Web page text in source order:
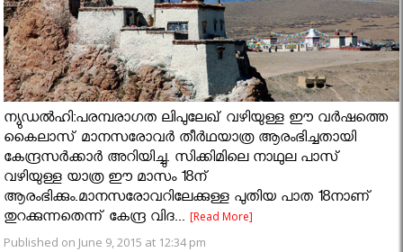
ന്യുഡല്‍ഹി:പരമ്പരാഗത ലിപുലേഖ് വഴിയുള്ള ഈ വര്‍ഷത്തെ
കൈലാസ് മാനസരോവര്‍ തീര്‍ഥയാത്ര ആരംഭിച്ചതായി
കേന്ദ്രസര്‍ക്കാര്‍ അറിയിച്ചു. സിക്കിമിലെ നാഥുല പാസ്
വഴിയുള്ള യാത്ര ഈ മാസം 18ന്
ആരംഭിക്കും.മാനസരോവറിലേക്കുള്ള പുതിയ പാത 18നാണ്
തുറക്കുന്നതെന്ന് കേന്ദ്ര വിദ...[Read More]
Published on June 9, 2015 at 12:34 pm